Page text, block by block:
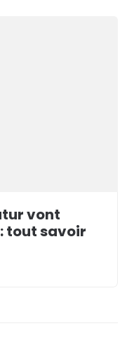
vont
tout savoir